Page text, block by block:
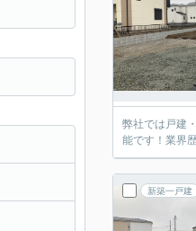
弊社では戸建
能です！業界
新築一戸建